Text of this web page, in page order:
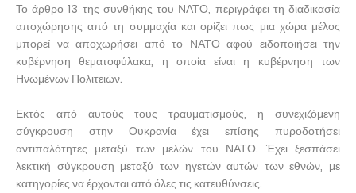
Το άρθρο 13 της συνθήκης του ΝΑΤΟ, περιγράφει τη διαδικασία
αποχώρησης από τη συμμαχία και ορίζει πως μια χώρα μέλος
μπορεί να αποχωρήσει από το ΝΑΤΟ αφού ειδοποιήσει την
κυβέρνηση θεματοφύλακα, η οποία είναι η κυβέρνηση των
Ηνωμένων Πολιτειών.
Εκτός από αυτούς τους τραυματισμούς, η συνεχιζόμενη
σύγκρουση στην Ουκρανία έχει επίσης πυροδοτήσει
αντιπαλότητες μεταξύ των μελών του ΝΑΤΟ. Έχει ξεσπάσει
λεκτική σύγκρουση μεταξύ των ηγετών αυτών των εθνών, με
κατηγορίες να έρχονται από όλες τις κατευθύνσεις.